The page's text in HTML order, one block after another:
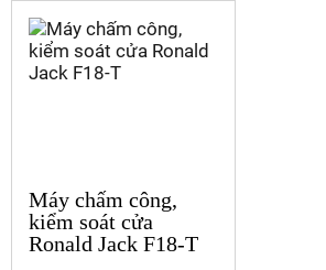
Máy chấm công,
kiểm soát cửa
Ronald Jack F18-T